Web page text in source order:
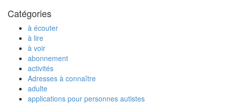
Catégories
à écouter
à lire
à voir
abonnement
activités
Adresses à connaître
adulte
applications pour personnes autistes